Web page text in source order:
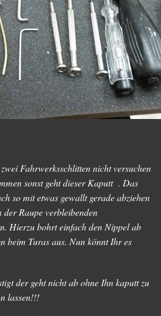
Fahrwerksschlitten nicht versuchen
sonst geht dieser Kaputt . Das
so mit etwas gewallt gerade abziehen
Raupe verbleibenden
Hierzu bohrt einfach den Nippel ab
beim Turas aus. Nun könnt Ihr es
der geht nicht ab ohne Ihn kaputt zu
lassen!!!